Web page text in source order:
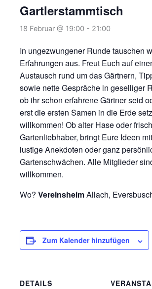
Gartlerstammtisch
18 Februar @ 19:00 - 21:00
In ungezwungener Runde tauschen
Erfahrungen aus. Freut Euch auf
Austausch rund um das Gärtnern,
sowie nette Gespräche in geselliger
ob ihr schon erfahrene Gärtner seid
erst die ersten Samen in die Erde
willkommen! Ob alter Hase oder
Gartenliebhaber, bringt Eure Ideen
lustige Anekdoten oder ganz
Gartenschwächen. Alle Mitglieder
willkommen.
Wo? VereinsheimAllach,
Zum Kalender hinzufügen
DETAILS